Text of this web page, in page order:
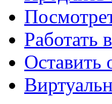
Работать
Оставить